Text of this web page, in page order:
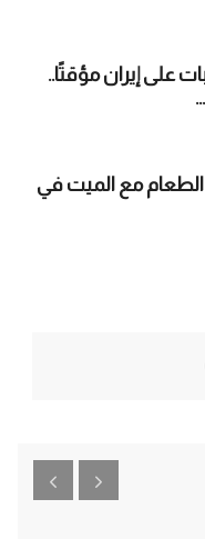
على إيران مؤقتًا..
الطعام مع الميت في